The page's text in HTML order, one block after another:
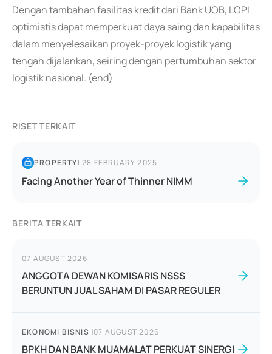
Dengan tambahan fasilitas kredit dari Bank UOB, LOPI
optimistis dapat memperkuat daya saing dan kapabilitas
dalam menyelesaikan proyek-proyek logistik yang
tengah dijalankan, seiring dengan pertumbuhan sektor
logistik nasional. (end)
RISET TERKAIT
PROPERTY|28 FEBRUARY 2025
Facing Another Year of Thinner NIMM
BERITA TERKAIT
07 AUGUST 2026
ANGGOTA DEWAN KOMISARIS NSSS
BERUNTUN JUAL SAHAM DI PASAR REGULER
EKONOMI BISNIS |07 AUGUST 2026
BPKH DAN BANK MUAMALAT PERKUAT SINERGI